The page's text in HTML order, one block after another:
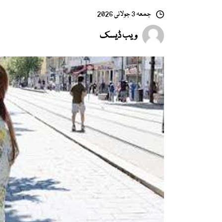
جمعہ 3 جولائی 2026
ویب ڈیسک